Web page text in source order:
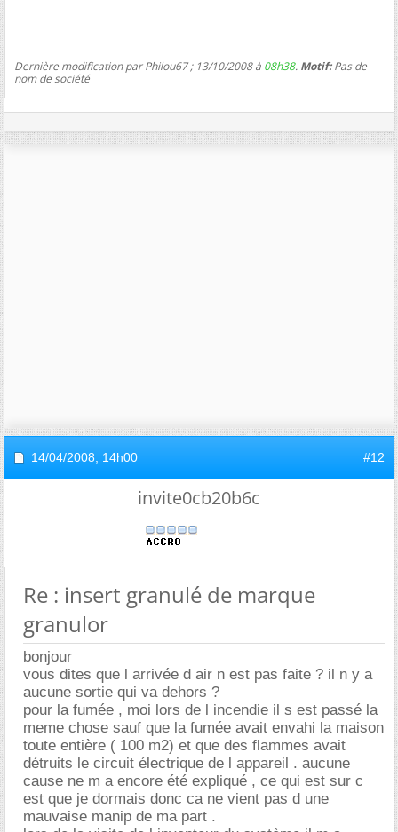
Dernière modification par Philou67 ; 13/10/2008 à 08h38. Motif:Pas de
nom de société
14/04/2008, 14h00 #12
invite0cb20b6c
Re : insert granulé de marque
granulor
bonjour
vous dites que l arrivée d air n est pas faite ? il n y a
aucune sortie qui va dehors ?
pour la fumée , moi lors de l incendie il s est passé la
meme chose sauf que la fumée avait envahi la maison
toute entière ( 100 m2) et que des flammes avait
détruits le circuit électrique de l appareil . aucune
cause ne m a encore été expliqué , ce qui est sur c
est que je dormais donc ca ne vient pas d une
mauvaise manip de ma part .